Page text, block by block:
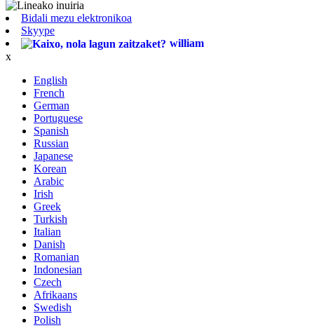
Bidali mezu elektronikoa
Skyype
william
x
English
French
German
Portuguese
Spanish
Russian
Japanese
Korean
Arabic
Irish
Greek
Turkish
Italian
Danish
Romanian
Indonesian
Czech
Afrikaans
Swedish
Polish